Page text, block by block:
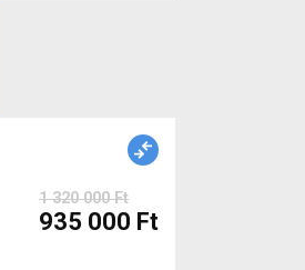
1 320 000 Ft
935 000 Ft